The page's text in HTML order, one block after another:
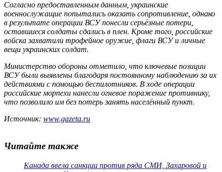
Согласно предоставленным данным, украинские
военнослужащие попытались оказать сопротивление, однако
в результате операции ВСУ понесли серьёзные потери,
оставшиеся солдаты сдались в плен. Кроме того, российские
войска захватили трофейное оружие, флаги ВСУ и личные
вещи украинских солдат.
Министерство обороны отметило, что ключевые позиции
ВСУ были выявлены благодаря постоянному наблюдению за их
действиями с помощью беспилотников. В ходе операции
российские морпехи нанесли огневое поражение противнику,
что позволило им без потерь занять населённый пункт.
Источник: www.gazeta.ru
Читайте также
Канада ввела санкции против ряда СМИ, Захаровой и